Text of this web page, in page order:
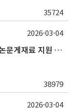
35724
2026학년도 인문대학 재학생 우수학술지 논문게재료 지원 안내
38979
2026-03-04
2026-03-04